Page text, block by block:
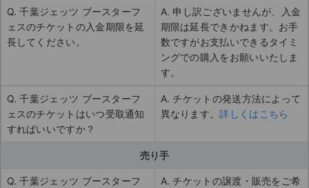
Q. 千葉ジェッツ ブースターフ
ェスのチケットの入金期限を延
長してください。
A. 申し訳ございませんが、入金
期限は延長できかねます。お手
数ですがお支払いできるタイミ
ングでの購入をお願いいたしま
す。
Q. 千葉ジェッツ ブースターフ
ェスのチケットはいつ受取通知
すればいいですか？
A. チケットの発送方法によって
異なります。詳しくはこちら
売り手
Q. 千葉ジェッツ ブースターフ
A. チケットの譲渡・販売をご希